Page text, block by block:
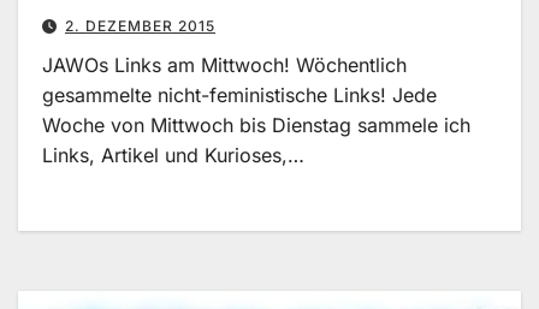
2. DEZEMBER 2015
JAWOs Links am Mittwoch! Wöchentlich
gesammelte nicht-feministische Links! Jede
Woche von Mittwoch bis Dienstag sammele ich
Links, Artikel und Kurioses,…